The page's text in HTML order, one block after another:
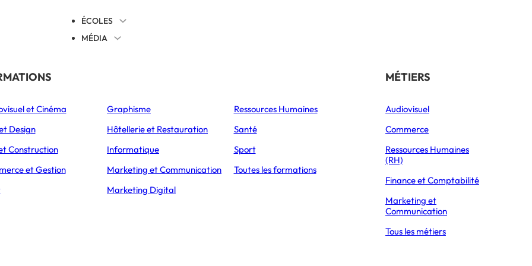
ÉCOLES
MÉDIA
Éducation
L’Express Éducation
Bachelors
L’Express Éducation
Masters
THÉMATIQUES
Orientation
Vie étudiante
Formations
Partir à l’étranger
et Cinéma
Design
Construction
et Gestion
Graphisme
Hôtellerie et Restauration
Informatique
Marketing et Communication
Marketing Digital
Ressources Humaines
Santé
Sport
Toutes les formations
MÉTIERS
Audiovisuel
Commerce
Ressources Humaines
(RH)
Finance et Comptabilité
Marketing et
Communication
Tous les métiers
version .decode : Intégrez l’école sans perdre